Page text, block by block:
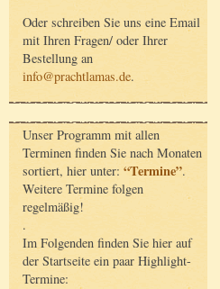
Oder schreiben Sie uns eine Email
mit Ihren Fragen/ oder Ihrer
Bestellung an
info@prachtlamas.de.
Unser Programm mit allen
Terminen finden Sie nach Monaten
sortiert, hier unter: “Termine”.
Weitere Termine folgen
regelmäßig!
.
Im Folgenden finden Sie hier auf
der Startseite ein paar Highlight-
Termine: